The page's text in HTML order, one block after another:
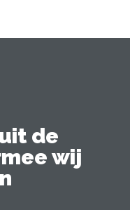
de
wij